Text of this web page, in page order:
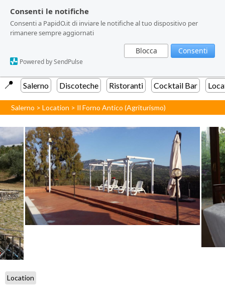
Consenti le notifiche
Consenti a PapidO.it di inviare le notifiche al tuo dispositivo per
rimanere sempre aggiornati
Blocca Consenti
Powered by SendPulse
Consenti le notifiche
Consenti a PapidO.it di inviare le notifiche al tuo dispositivo per
rimanere sempre aggiornati
Blocca Consenti
Powered by SendPulse
📍️ Salerno Discoteche Ristoranti Cocktail Bar
Salerno >Location > Il Forno Antico (Agriturismo)
Location